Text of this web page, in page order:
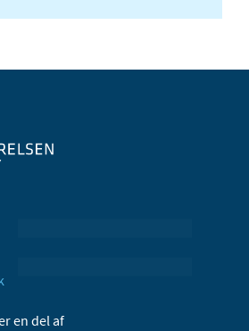
en del af